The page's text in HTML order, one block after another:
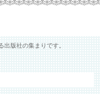
版社の集まりです。